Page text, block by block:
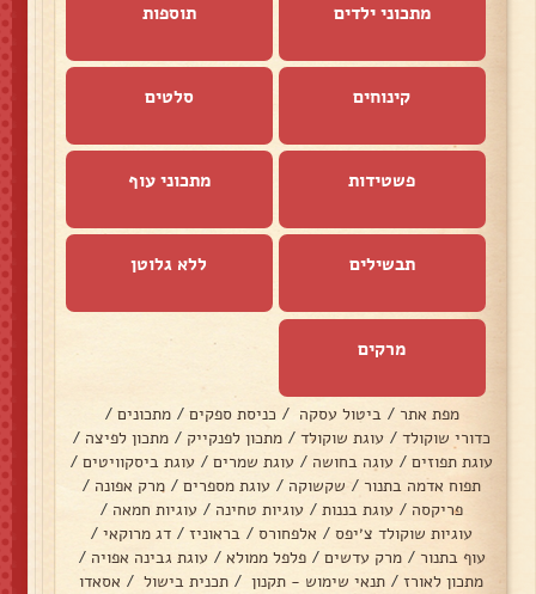
מתכוני ילדים תוספות
קינוחים סלטים
פשטידות מתכוני עוף
תבשילים ללא גלוטן
מרקים
מפת אתר / ביטול עסקה / כניסת ספקים / מתכונים /
כדורי שוקולד / עוגת שוקולד / מתכון לפנקייק / מתכון לפיצה /
עוגת תפוזים / עוגה בחושה / עוגת שמרים / עוגת ביסקוויטים /
תפוח אדמה בתנור / שקשוקה / עוגת מספרים / מרק אפונה /
פריקסה / עוגת בננות / עוגיות טחינה / עוגיות חמאה /
עוגיות שוקולד צ׳יפס / אלפחורס / בראוניז / דג מרוקאי /
עוף בתנור / מרק עדשים / פלפל ממולא / עוגת גבינה אפויה /
מתכון לאורז / תנאי שימוש - תקנון / תכנית בישול / אסאדו